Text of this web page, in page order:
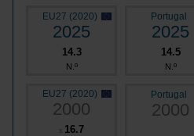
EU27 (2020)
2025
14.3
N.º
Portugal
2025
14.5
N.º
EU27 (2020)
2000
16.7
Portugal
2000